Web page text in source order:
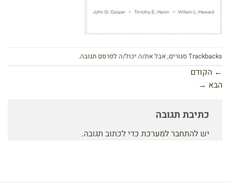
Trackbacks סגורים, אבל את/ה יכול/ה לפרסם תגובה.
← הקודם
הבא →
כתיבת תגובה
יש להתחבר למערכת כדי לכתוב תגובה.